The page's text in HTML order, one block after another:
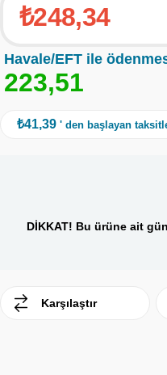
₺248,34
Havale/EFT ile
223,51
₺41,39 ' den başlayan
DİKKAT! Bu ürüne ait
Karşılaştır